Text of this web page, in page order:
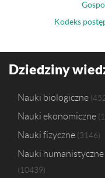
Kodeks
Dziedziny
Nauki biologiczne
Nauki ekonomiczne
Nauki fizyczne 3146
Nauki humanistyczne
10439